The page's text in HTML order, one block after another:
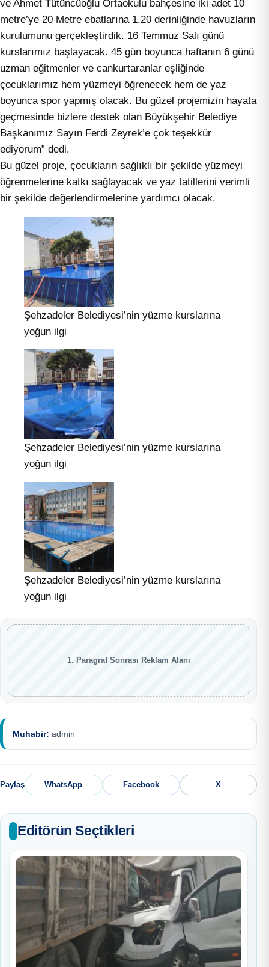
ve Ahmet Tütüncüoğlu Ortaokulu bahçesine iki adet 10
metre’ye 20 Metre ebatlarına 1.20 derinliğinde havuzların
kurulumunu gerçekleştirdik. 16 Temmuz Salı günü
kurslarımız başlayacak. 45 gün boyunca haftanın 6 günü
uzman eğitmenler ve cankurtaranlar eşliğinde
çocuklarımız hem yüzmeyi öğrenecek hem de yaz
boyunca spor yapmış olacak. Bu güzel projemizin hayata
geçmesinde bizlere destek olan Büyükşehir Belediye
Başkanımız Sayın Ferdi Zeyrek’e çok teşekkür
ediyorum” dedi.
Bu güzel proje, çocukların sağlıklı bir şekilde yüzmeyi
öğrenmelerine katkı sağlayacak ve yaz tatillerini verimli
bir şekilde değerlendirmelerine yardımcı olacak.
Şehzadeler Belediyesi’nin yüzme kurslarına
yoğun ilgi
Şehzadeler Belediyesi’nin yüzme kurslarına
yoğun ilgi
Şehzadeler Belediyesi’nin yüzme kurslarına
yoğun ilgi
1. Paragraf Sonrası Reklam Alanı
Muhabir: admin
Paylaş WhatsApp Facebook X
Editörün Seçtikleri